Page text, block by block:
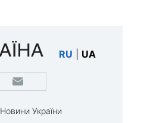
RU UA
Новини України